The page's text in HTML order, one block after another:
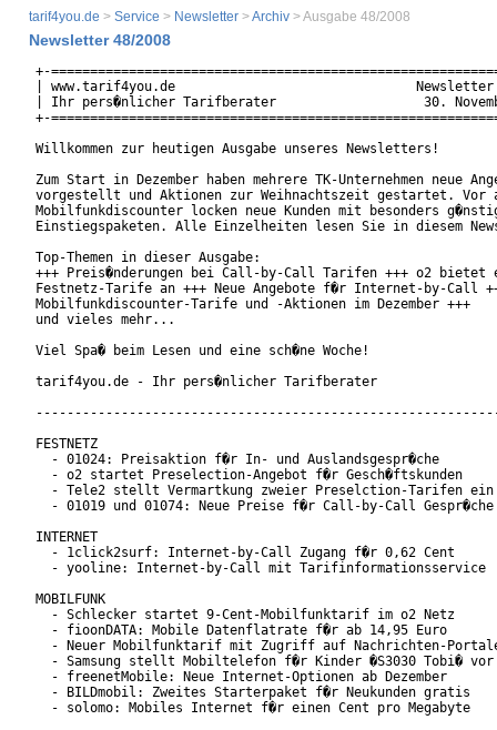
tarif4you.de > Service > Newsletter >Archiv > Ausgabe 48/2008
Newsletter 48/2008
+-
| www.tarif4you.de                               Newsletter
| Ihr pers�nlicher Tarifberater                   30.
+-
Willkommen zur heutigen Ausgabe unseres Newsletters!
Zum Start in Dezember haben mehrere TK-Unternehmen neue
vorgestellt und Aktionen zur Weihnachtszeit gestartet. Vor
Mobilfunkdiscounter locken neue Kunden mit besonders
Einstiegspaketen. Alle Einzelheiten lesen Sie in diesem
Top-Themen in dieser Ausgabe:
+++ Preis�nderungen bei Call-by-Call Tarifen +++ o2 bietet
Festnetz-Tarife an +++ Neue Angebote f�r Internet-by-Call
Mobilfunkdiscounter-Tarife und -Aktionen im Dezember +++
und vieles mehr...
Viel Spa� beim Lesen und eine sch�ne Woche!
tarif4you.de - Ihr pers�nlicher Tarifberater
FESTNETZ
  - 01024: Preisaktion f�r In- und Auslandsgespr�che
  - o2 startet Preselection-Angebot f�r Gesch�ftskunden
  - Tele2 stellt Vermartkung zweier Preselction-Tarifen ein
  - 01019 und 01074: Neue Preise f�r Call-by-Call Gespr�che
INTERNET
  - 1click2surf: Internet-by-Call Zugang f�r 0,62 Cent
  - yooline: Internet-by-Call mit Tarifinformationsservice
MOBILFUNK
  - Schlecker startet 9-Cent-Mobilfunktarif im o2 Netz
  - fioonDATA: Mobile Datenflatrate f�r ab 14,95 Euro
- Neuer Mobilfunktarif mit Zugriff auf Nachrichten-
  - Samsung stellt Mobiltelefon f�r Kinder �S3030 Tobi� vor
  - freenetMobile: Neue Internet-Optionen ab Dezember
  - BILDmobil: Zweites Starterpaket f�r Neukunden gratis
  - solomo: Mobiles Internet f�r einen Cent pro Megabyte